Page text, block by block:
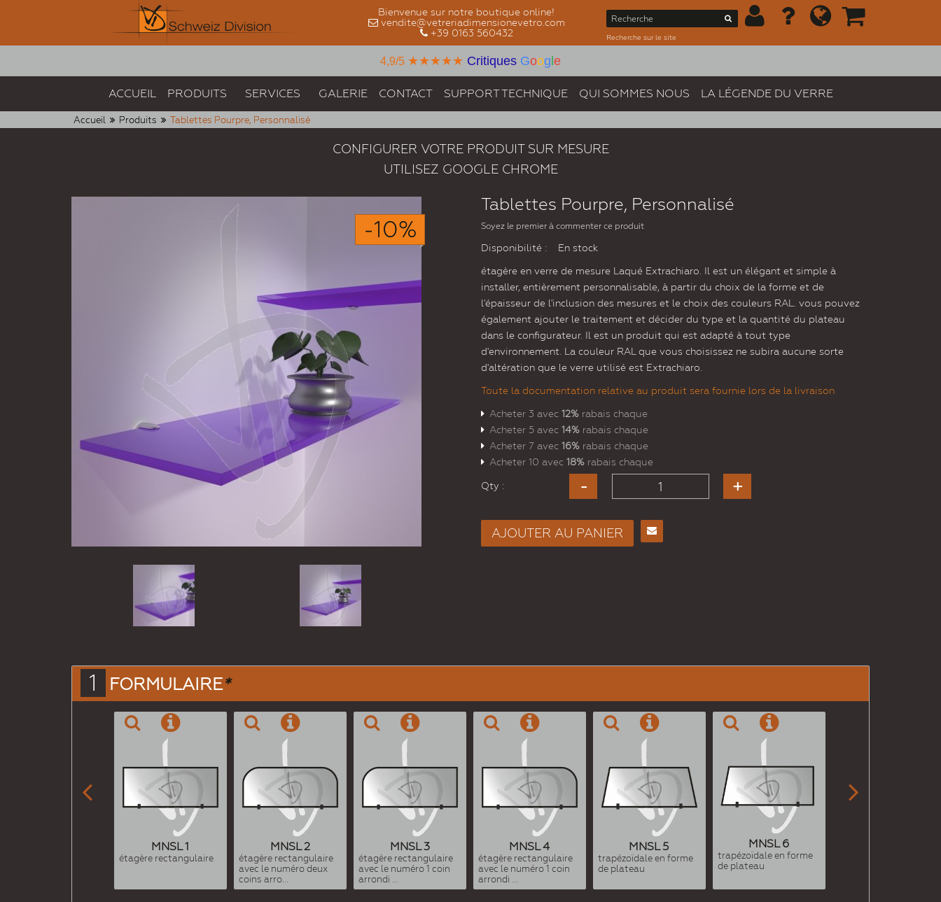
Bienvenue sur notre boutique online!
vendite@vetreriadimensionevetro.com
+39 0163 560432
Recherche sur le site
4,9/5 ★★★★★ Critiques Goog e
ACCUEIL PRODUITS SERVICES GALERIE CONTACT SUPPORT TECHNIQUE QUI SOMMES NOUS LA LÉGENDE DU VERRE
Accueil Produits Tablettes Pourpre, Personnalisé
CONFIGURER VOTRE PRODUIT SUR MESURE
UTILISEZ GOOGLE CHROME
-10%
Tablettes Pourpre, Personnalisé
Soyez le premier à commenter ce produit
Disponibilité : En stock
étagère en verre de mesure Laqué Extrachiaro. Il est un élégant et simple à
installer, entièrement personnalisable, à partir du choix de la forme et de
l'épaisseur de l'inclusion des mesures et le choix des couleurs RAL. vous pouvez
également ajouter le traitement et décider du type et la quantité du plateau
dans le configurateur. Il est un produit qui est adapté à tout type
d'environnement. La couleur RAL que vous choisissez ne subira aucune sorte
d'altération que le verre utilisé est Extrachiaro.
Toute la documentation relative au produit sera fournie lors de la livraison
Acheter 3 avec 12% rabais chaque
Acheter 5 avec 14% rabais chaque
Acheter 7 avec 16% rabais chaque
Acheter 10 avec 18% rabais chaque
Qty :
AJOUTER AU PANIER
1 FORMULAIRE*
MNSL 1
étagère rectangulaire
MNSL 2
étagère rectangulaire
avec le numéro deux
coins arro...
MNSL 3
étagère rectangulaire
avec le numéro 1 coin
arrondi ...
MNSL 4
étagère rectangulaire
avec le numéro 1 coin
arrondi ...
MNSL 5
trapézoïdale en forme
de plateau
MNSL 6
trapézoïdale en forme
de plateau
 